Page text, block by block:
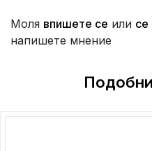
Моля впишете се или се
напишете мнение